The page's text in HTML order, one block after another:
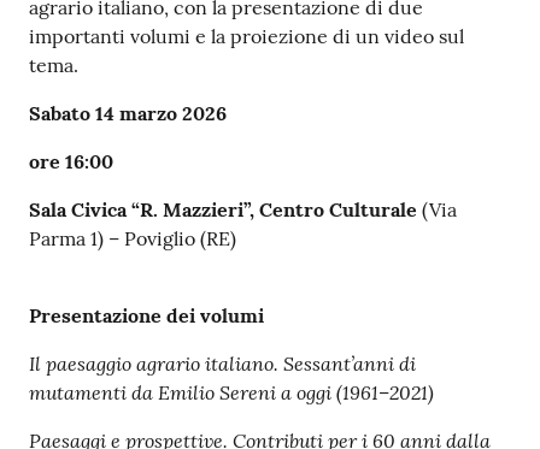
agrario italiano, con la presentazione di due
importanti volumi e la proiezione di un video sul
tema.
Sabato 14 marzo 2026
ore 16:00
Sala Civica “R. Mazzieri”, Centro Culturale (Via
Parma 1) – Poviglio (RE)
Presentazione dei volumi
Il paesaggio agrario italiano. Sessant’anni di
mutamenti da Emilio Sereni a oggi (1961–2021)
Paesaggi e prospettive. Contributi per i 60 anni dalla